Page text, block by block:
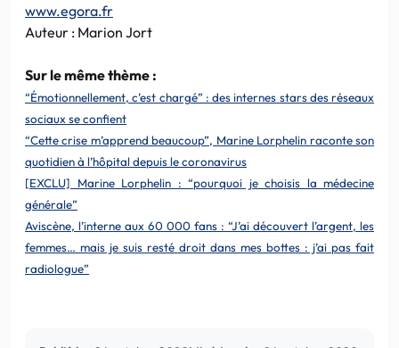
www.egora.fr
Auteur : Marion Jort
Sur le même thème :
“Émotionnellement, c’est chargé” : des internes stars des réseaux
sociaux se confient
“Cette crise m’apprend beaucoup”, Marine Lorphelin raconte son
quotidien à l’hôpital depuis le coronavirus
[EXCLU] Marine Lorphelin : “pourquoi je choisis la médecine
générale”
Aviscène, l’interne aux 60 000 fans : “J’ai découvert l’argent, les
femmes… mais je suis resté droit dans mes bottes : j’ai pas fait
radiologue”